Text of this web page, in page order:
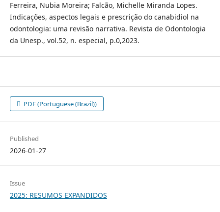
Ferreira, Nubia Moreira; Falcão, Michelle Miranda Lopes.
Indicações, aspectos legais e prescrição do canabidiol na
odontologia: uma revisão narrativa. Revista de Odontologia
da Unesp., vol.52, n. especial, p.0,2023.
PDF (Portuguese (Brazil))
Published
2026-01-27
Issue
2025: RESUMOS EXPANDIDOS